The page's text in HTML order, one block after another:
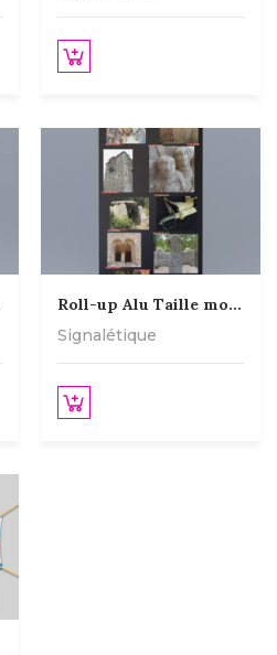
Roll-up Alu Taille moyenne
Signalétique